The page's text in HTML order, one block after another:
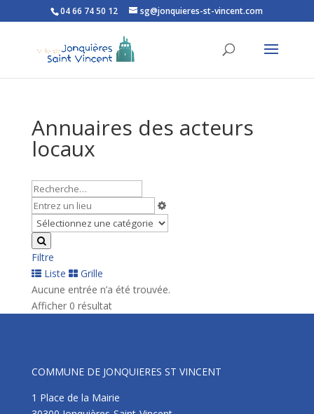
Ouvrir la barre d’outils
04 66 74 50 12 sg@jonquieres-st-vincent.com
Annuaires des acteurs
locaux
Filtre
Liste
Grille
Aucune entrée n’a été trouvée.
Afficher 0 résultat
COMMUNE DE JONQUIERES ST VINCENT
1 Place de la Mairie